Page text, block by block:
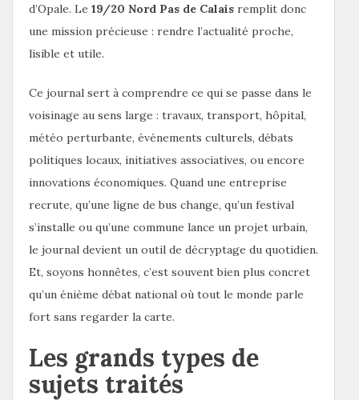
d’Opale. Le 19/20 Nord Pas de Calais remplit donc
une mission précieuse : rendre l’actualité proche,
lisible et utile.
Ce journal sert à comprendre ce qui se passe dans le
voisinage au sens large : travaux, transport, hôpital,
météo perturbante, événements culturels, débats
politiques locaux, initiatives associatives, ou encore
innovations économiques. Quand une entreprise
recrute, qu’une ligne de bus change, qu’un festival
s’installe ou qu’une commune lance un projet urbain,
le journal devient un outil de décryptage du quotidien.
Et, soyons honnêtes, c’est souvent bien plus concret
qu’un énième débat national où tout le monde parle
fort sans regarder la carte.
Les grands types de
sujets traités